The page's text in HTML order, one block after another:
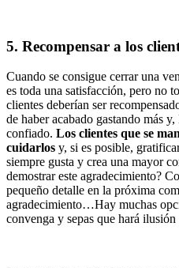
5. Recompensar a los
Cuando se consigue cerrar una
es toda una satisfacción, pero no
clientes deberían ser
de haber acabado gastando más
confiado. Los clientes que se
cuidarlos y, si es posible,
siempre gusta y crea una mayor
demostrar este agradecimiento?
pequeño detalle en la próxima
agradecimiento…Hay muchas
convenga y sepas que hará ilusión